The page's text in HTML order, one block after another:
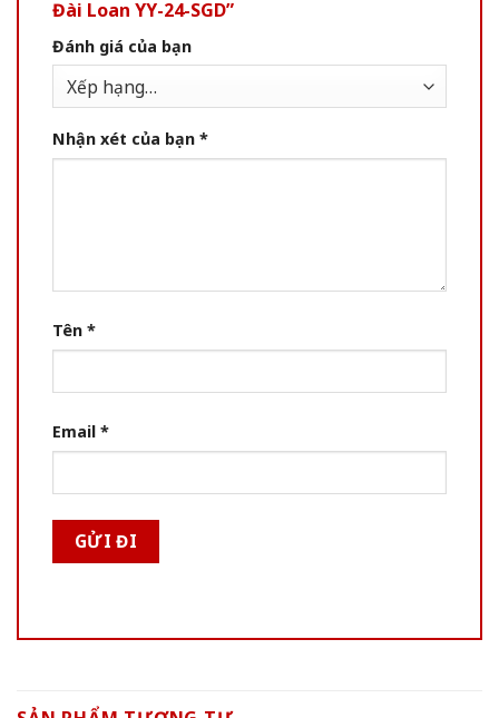
Đài Loan YY-24-SGD”
Đánh giá của bạn
Nhận xét của bạn *
Tên *
Email *